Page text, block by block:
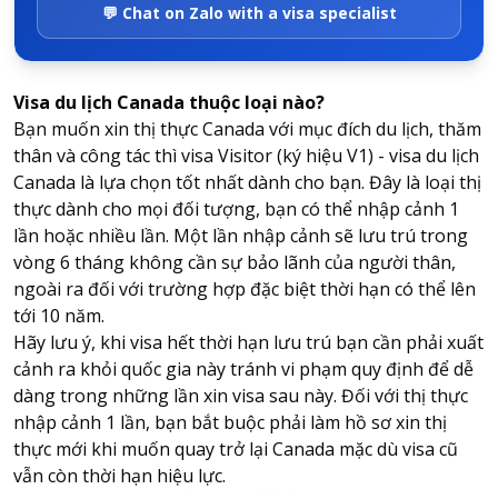
💬 Chat on Zalo with a visa specialist
Visa du lịch Canada thuộc loại nào?
Bạn muốn xin thị thực Canada với mục đích du lịch, thăm
thân và công tác thì visa Visitor (ký hiệu V1) - visa du lịch
Canada là lựa chọn tốt nhất dành cho bạn. Đây là loại thị
thực dành cho mọi đối tượng, bạn có thể nhập cảnh 1
lần hoặc nhiều lần. Một lần nhập cảnh sẽ lưu trú trong
vòng 6 tháng không cần sự bảo lãnh của người thân,
ngoài ra đối với trường hợp đặc biệt thời hạn có thể lên
tới 10 năm.
Hãy lưu ý, khi visa hết thời hạn lưu trú bạn cần phải xuất
cảnh ra khỏi quốc gia này tránh vi phạm quy định để dễ
dàng trong những lần xin visa sau này. Đối với thị thực
nhập cảnh 1 lần, bạn bắt buộc phải làm hồ sơ xin thị
thực mới khi muốn quay trở lại Canada mặc dù visa cũ
vẫn còn thời hạn hiệu lực.